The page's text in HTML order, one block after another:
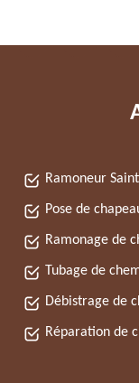
Ramoneur
Pose de
Ramonage de
Tubage de
Débistrage de
Réparation de